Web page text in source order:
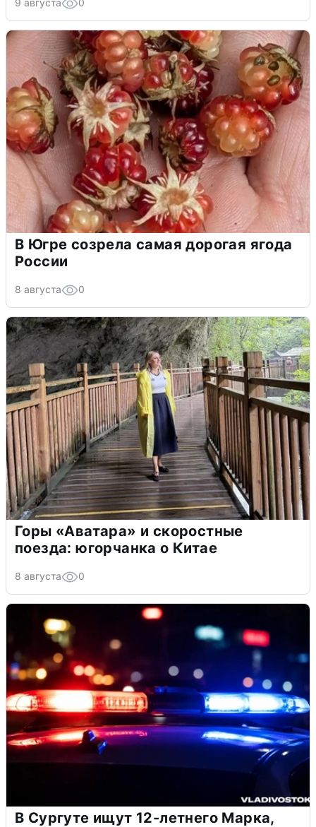
9 августа 0
В Югре созрела самая дорогая ягода
России
8 августа 0
Горы «Аватара» и скоростные
поезда: югорчанка о Китае
8 августа 0
В Сургуте ищут 12-летнего Марка,